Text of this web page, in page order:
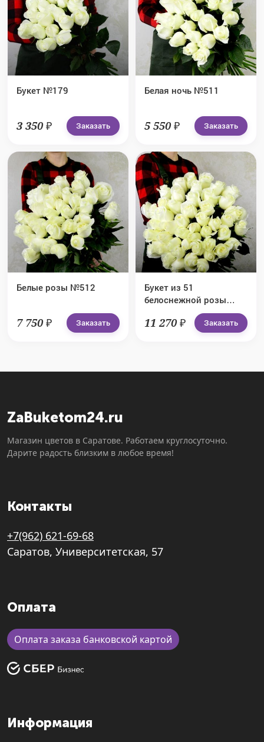
Букет №179
3 350 ₽ Заказать
Белая ночь №511
5 550 ₽ Заказать
Белые розы №512
7 750 ₽ Заказать
Букет из 51
белоснежной розы
11 270 ₽ Заказать
ZaBuketom24.ru
Магазин цветов в Саратове. Работаем круглосуточно.
Дарите радость близким в любое время!
Контакты
+7(962) 621-69-68
Саратов, Университетская, 57
Оплата
Оплата заказа банковской картой
Информация